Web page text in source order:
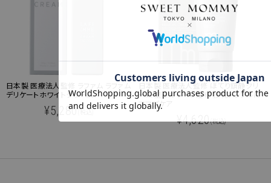
日本製 医療法人監修 ラファム ラファム
デリケートホワイトクリーム
¥5,280
日本製 医療法人監修 ほてり鎮静クリ
ーム 塗るキャベツ湿布 授乳トラブルに
ママズケア
¥4,620(税込)
クーポンコードをコピーしました。
ショッピングカート画面にてご入力ください。
クーポンのご利用には会員登録が必要となります。